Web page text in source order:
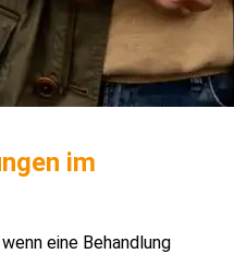
im
eine Behandlung